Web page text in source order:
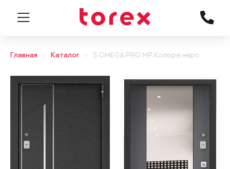
Главная Каталог S.OMEGA PRO MP Колоре неро